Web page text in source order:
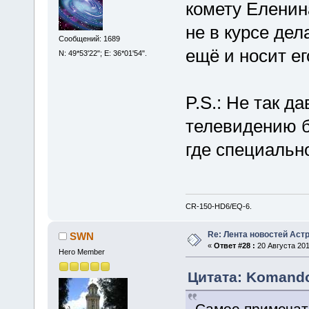
Сообщений: 1689
N: 49*53'22"; E: 36*01'54".
комету
не в курсе
ещё и носит
P.S.: Не так
телевидению
где
CR-150-HD6/EQ-6.
SWN
Hero Member
Re: Лента новостей
« Ответ #28 : 20 Августа
Цитата: